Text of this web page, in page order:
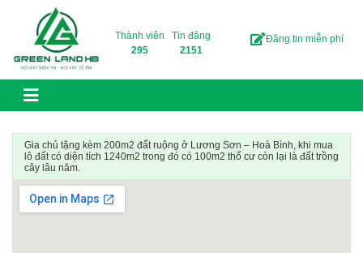
Skip to content
Thành viên
295
Tin đăng
2151
Đăng tin miễn phí
Gia chủ tặng kèm 200m2 đất ruộng ở Lương Sơn – Hoà Bình, khi mua
lô đất có diện tích 1240m2 trong đó có 100m2 thổ cư còn lại là đất trồng
cây lâu năm.